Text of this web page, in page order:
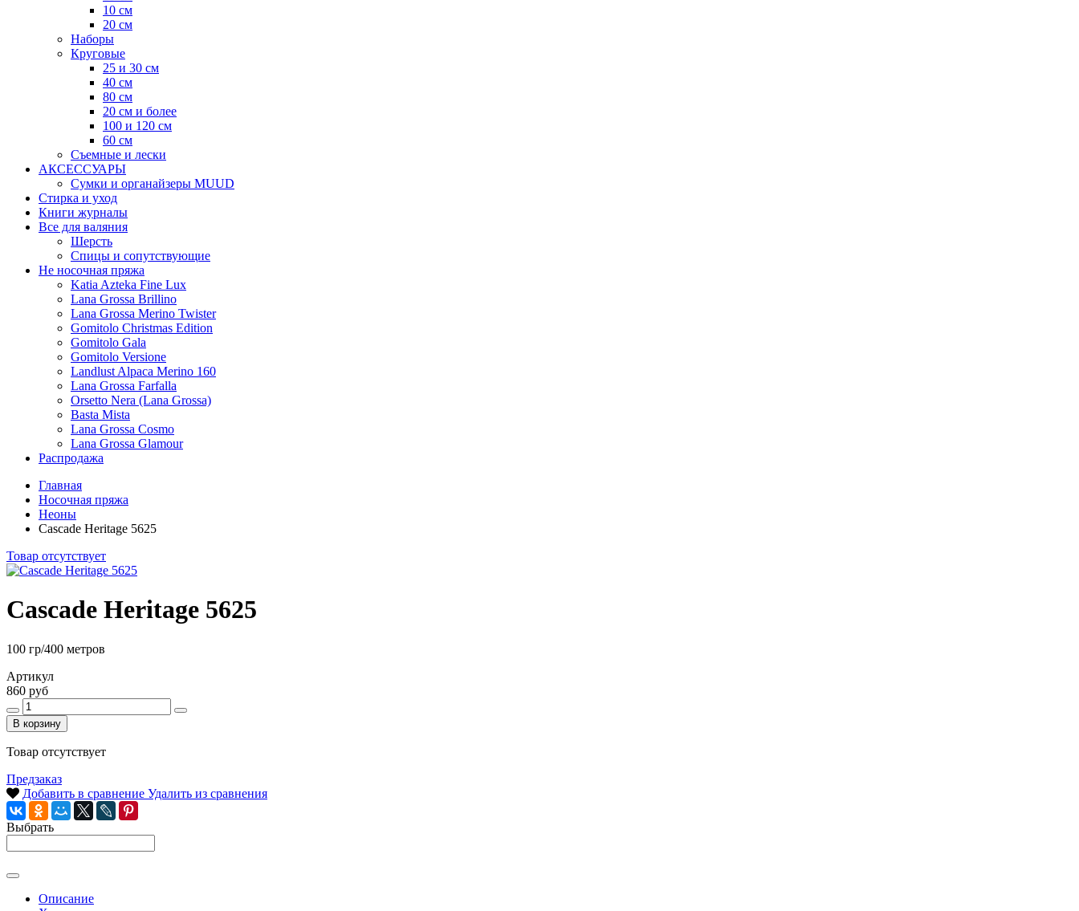
10 см
20 см
Наборы
Круговые
25 и 30 см
40 см
80 см
20 см и более
100 и 120 см
60 см
Съемные и лески
АКСЕССУАРЫ
Сумки и органайзеры MUUD
Стирка и уход
Книги журналы
Все для валяния
Шерсть
Спицы и сопутствующие
Не носочная пряжа
Katia Azteka Fine Lux
Lana Grossa Brillino
Lana Grossa Merino Twister
Gomitolo Christmas Edition
Gomitolo Gala
Gomitolo Versione
Landlust Alpaca Merino 160
Lana Grossa Farfalla
Orsetto Nera (Lana Grossa)
Basta Mista
Lana Grossa Cosmo
Lana Grossa Glamour
Распродажа
Главная
Носочная пряжа
Неоны
Cascade Heritage 5625
Товар отсутствует
Cascade Heritage 5625
100 гр/400 метров
Артикул
860 руб
В корзину
Товар отсутствует
Предзаказ
Добавить в сравнение Удалить из сравнения
Выбрать
Описание